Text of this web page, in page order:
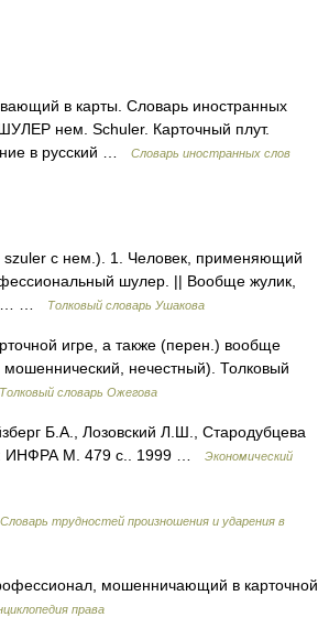
в карты. Словарь иностранных
нем. Schuler. Карточный плут.
в русский …
Словарь иностранных слов
с нем.). 1. Человек, применяющий
шулер. || Вообще жулик,
…
Толковый словарь Ушакова
игре, а также (перен.) вообще
нечестный). Толковый
Толковый словарь Ожегова
Б.А., Лозовский Л.Ш., Стародубцева
ИНФРА М. 479 с.. 1999 …
Экономический
Словарь трудностей произношения и ударения в
мошенничающий в карточной
права